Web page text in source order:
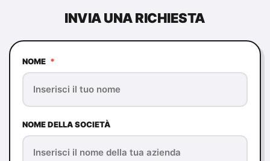
INVIA UNA RICHIESTA
NOME *
NOME DELLA SOCIETÀ